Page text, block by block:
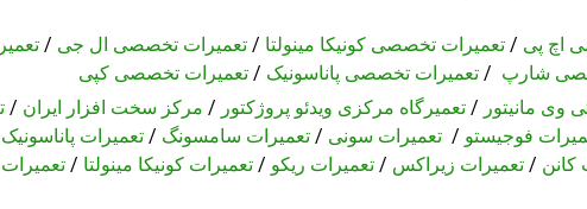
اچ پی / تعمیرات تخصصی کونیکا مینولتا / تعمیرات تخصصی ال جی /
شارپ /تعمیرات تخصصی پاناسونیک /تعمیرات تخصصی کپی
وی مانیتور /تعمیرگاه مرکزی ویدئو پروژکتور / مرکز سخت افزار ایران /
فوجیستو / تعمیرات سونی /تعمیرات سامسونگ /تعمیرات پاناسونیک
کانن /تعمیرات زیراکس /تعمیرات ریکو /تعمیرات کونیکا مینولتا /تعمیرات UPS